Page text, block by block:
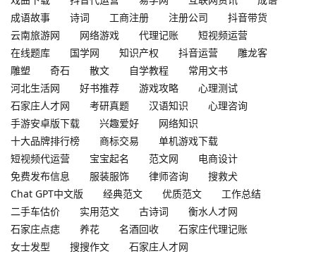
成语故事
诗词 工商注册 注册公司
抖音带货
云南旅游网
网络游戏 代理记账
短视频运营
在线题库
国学网 知识产权 抖音运营
雕龙客
雕塑
奇石 散文 自学教程
常用文书
河北生活网
好书推荐 游戏攻略
心理测试
石家庄人才网
考研真题 汉语知识
心理咨询
手游安卓版下载
兴趣爱好
网络知识
十大品牌排行榜
商标交易
单机游戏下载
短视频代运营
宝宝起名 范文网
电商设计
免费发布信息
服装服饰 律师咨询
搜救犬
Chat GPT中文版
经典范文 优质范文
工作总结
二手车估价
实用范文 古诗词
衡水人才网
石家庄点痣
养花 名酒回收
石家庄代理记账
女士发型
搜搜作文
石家庄人才网